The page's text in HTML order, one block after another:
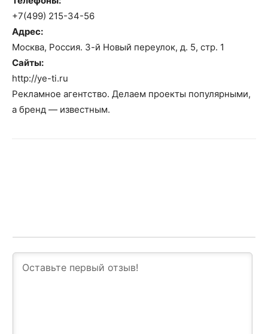
+7(499) 215-34-56
Адрес:
Москва, Россия. 3-й Новый переулок, д. 5, стр. 1
Сайты:
http://ye-ti.ru
Рекламное агентство. Делаем проекты популярными,
а бренд — известным.